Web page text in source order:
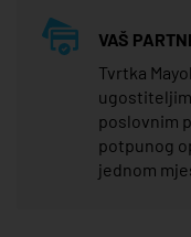
VAŠ
Tvrtka
poslovnim
potpunog
jednom